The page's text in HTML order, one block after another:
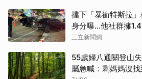
擋下「暴衝特斯拉
身分曝…他社群擁
三立新聞網
55歲婦八通關登山
屬急喊：剩媽媽沒找